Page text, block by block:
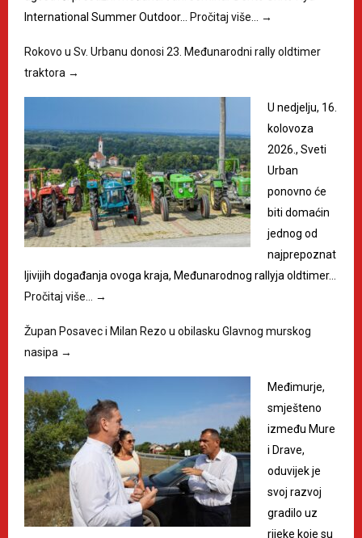
International Summer Outdoor…
Pročitaj više… →
Rokovo u Sv. Urbanu donosi 23. Međunarodni rally oldtimer
traktora →
U nedjelju, 16.
kolovoza
2026., Sveti
Urban
ponovno će
biti domaćin
jednog od
najprepoznat
ljivijih događanja ovoga kraja, Međunarodnog rallyja oldtimer…
Pročitaj više…
→
Župan Posavec i Milan Rezo u obilasku Glavnog murskog
nasipa →
Međimurje,
smješteno
između Mure
i Drave,
oduvijek je
svoj razvoj
gradilo uz
rijeke koje su